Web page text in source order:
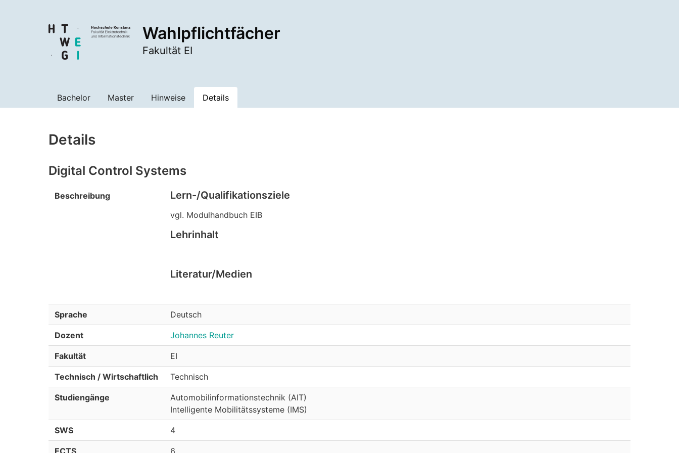
Wahlpflichtfächer
Fakultät EI
Bachelor Master Hinweise Details
Details
Digital Control Systems
Beschreibung Lern-/Qualifikationsziele
vgl. Modulhandbuch EIB
Lehrinhalt
Literatur/Medien
Sprache Deutsch
Dozent Johannes Reuter
Fakultät EI
Technisch / Wirtschaftlich Technisch
Studiengänge
Automobil­informations­technik (AIT)
Intelligente Mobilitätssysteme (IMS)
SWS 4
ECTS 6